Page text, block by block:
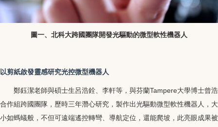
圖一、北科大跨國團隊開發光驅動的微型軟性機器人
以剪紙啟發靈感研究光控微型機器人
鄭鈺潔老師與碩士生呂浩銓、李軒等，與芬蘭Tampere大學博士曾浩
合作組跨國團隊，歷時三年潛心研究，製作出光驅動微型軟性機器人，大
小如螞蟻般，不但可遠端遙控轉彎、導航定位，還能爬坡，此亮眼成果被